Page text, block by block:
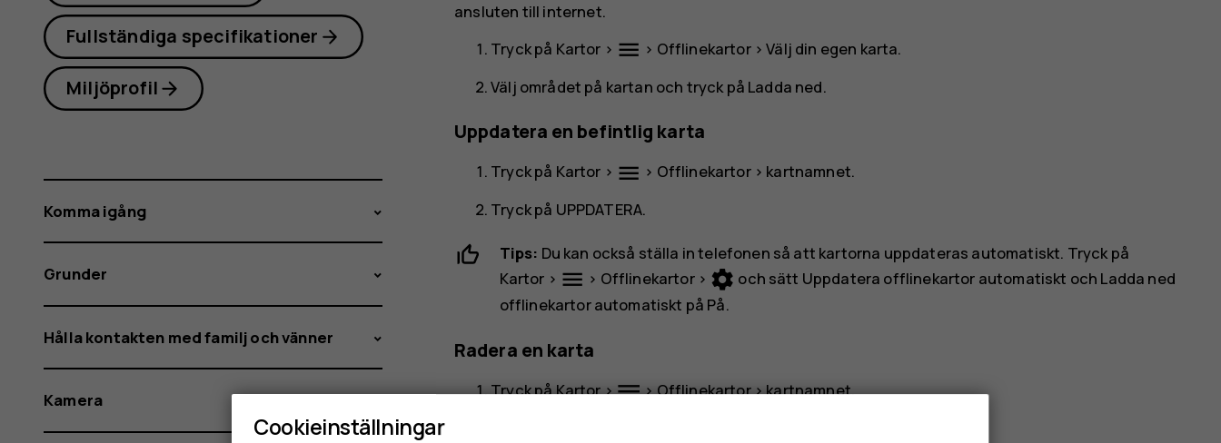
ansluten till internet.
Tryck på Kartor > menu > Offlinekartor>Välj din egen karta.
Välj området på kartan och tryck på Ladda ned.
Uppdatera en befintlig karta
Tryck på Kartor > menu > Offlinekartor> kartnamnet.
Tryck på UPPDATERA.
Tips: Du kan också ställa in telefonen så att kartorna uppdateras automatiskt. Tryck på
Kartor > menu > Offlinekartor> settings och sätt Uppdatera offlinekartor automatiskt och Ladda ned
offlinekartor automatiskt på På.
Radera en karta
Tryck påKartor>dehaze>Offlinekartor> kartnamnet.
Fullständiga specifikationer
Miljöprofil
Komma igång
Grunder
Hålla kontakten med familj och vänner
Kamera
Cookieinställningar